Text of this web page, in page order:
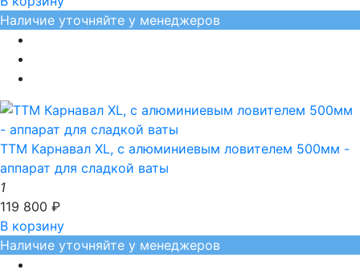
Наличие уточняйте у менеджеров
ТТМ Карнавал XL, с алюминиевым ловителем 500мм -
аппарат для сладкой ваты
1
119 800 ₽
В корзину
Наличие уточняйте у менеджеров